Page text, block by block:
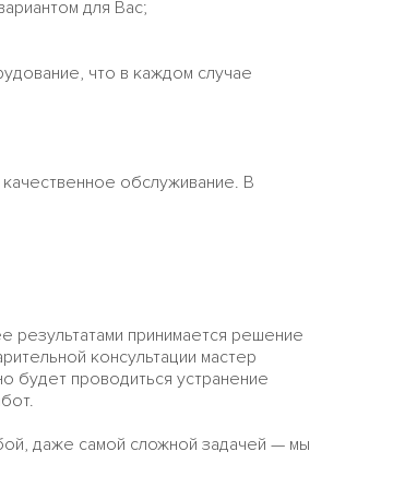
для Вас;
что в каждом случае
обслуживание. В
результатами принимается решение
консультации мастер
будет проводиться устранение
даже самой сложной задачей — мы